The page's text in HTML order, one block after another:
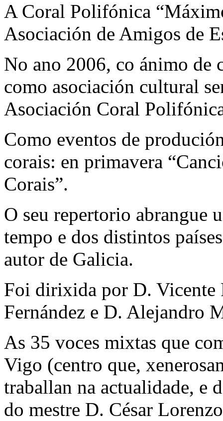
A Coral Polifónica
Asociación de Amigos de
No ano 2006, co ánimo de
como asociación cultural
Asociación Coral
Como eventos de
corais: en primavera
Corais”.
O seu repertorio abrangue
tempo e dos distintos
autor de Galicia.
Foi dirixida por D. Vicente
Fernández e D. Alejandro
As 35 voces mixtas que
Vigo (centro que,
traballan na actualidade, e
do mestre D. César